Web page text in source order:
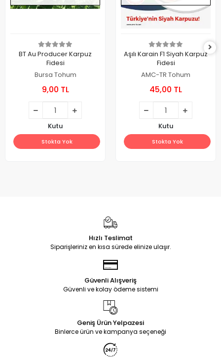
BT Au Producer Karpuz
Fidesi
Bursa Tohum
9,00 TL
Kutu
Stokta Yok
Aşılı Karain F1 Siyah Karpuz
Fidesi
AMC-TR Tohum
45,00 TL
Kutu
Stokta Yok
Hızlı Teslimat
Siparişleriniz en kısa sürede elinize ulaşır.
Güvenli Alışveriş
Güvenli ve kolay ödeme sistemi
Geniş Ürün Yelpazesi
Binlerce ürün ve kampanya seçeneği